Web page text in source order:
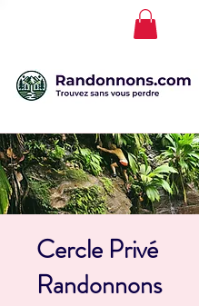
Cercle Privé
Randonnons